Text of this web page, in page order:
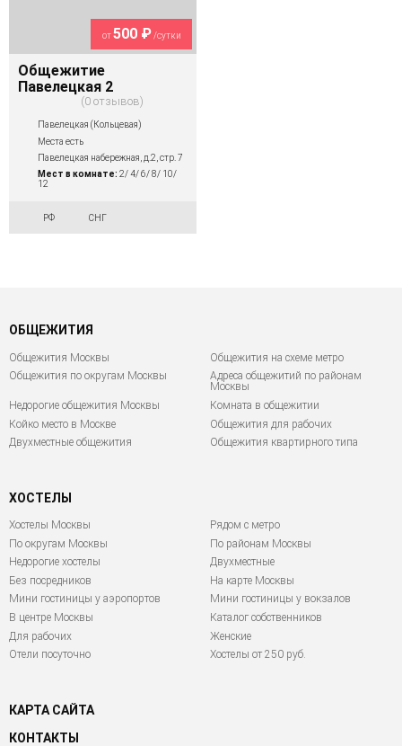
от500 ₽/сутки
Общежитие
Павелецкая 2
0 отзывов
Павелецкая (Кольцевая)
Места есть
Павелецкая набережная, д.2, стр. 7
Мест в комнате: 2/ 4/ 6/ 8/ 10/
12
РФ СНГ
ОБЩЕЖИТИЯ
Общежития Москвы
Общежития на схеме метро
Общежития по округам Москвы
Адреса общежитий по районам
Москвы
Недорогие общежития Москвы
Комната в общежитии
Койко место в Москве
Общежития для рабочих
Двухместные общежития
Общежития квартирного типа
ХОСТЕЛЫ
Хостелы Москвы
По округам Москвы
Недорогие хостелы
Без посредников
Мини гостиницы у аэропортов
В центре Москвы
Для рабочих
Отели посуточно
Рядом с метро
По районам Москвы
Двухместные
На карте Москвы
Мини гостиницы у вокзалов
Каталог собственников
Женские
Хостелы от 250 руб.
КАРТА САЙТА
КОНТАКТЫ